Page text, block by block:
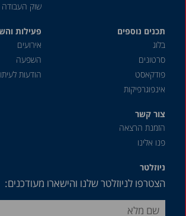
שוק העבודה
תכנים נוספים
בלוג
סרטונים
פודקאסט
אינפוגרפיקות
פעילות
אירועים
השפעה
הודעות
צור קשר
הזמנת הרצאה
פנו אלינו
ניוזלטר
הצטרפו לניוזלטר שלנו והישארו מעודכנים: